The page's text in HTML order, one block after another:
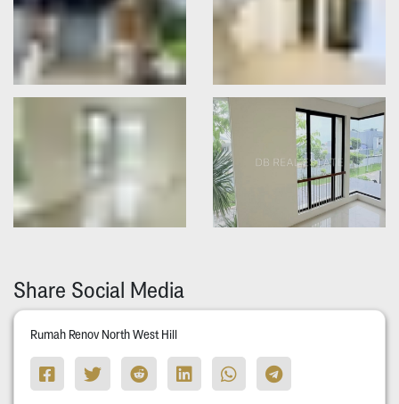
Share Social Media
Rumah Renov North West Hill